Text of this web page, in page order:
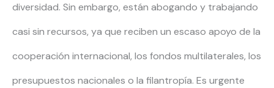
diversidad. Sin embargo, están abogando y trabajando
casi sin recursos, ya que reciben un escaso apoyo de la
cooperación internacional, los fondos multilaterales, los
presupuestos nacionales o la filantropía. Es urgente